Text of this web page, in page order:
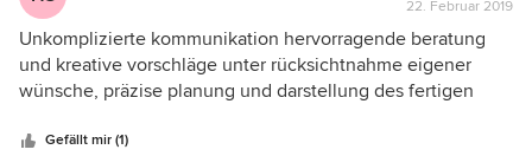
Bewertung:
5
von
5
22. Februar 2019
Unkomplizierte kommunikation hervorragende beratung
und kreative vorschläge unter rücksichtnahme eigener
wünsche, präzise planung und darstellung des fertigen
zusammenstellung von formen,farben und material... Fazit:
Gefällt mir (1)